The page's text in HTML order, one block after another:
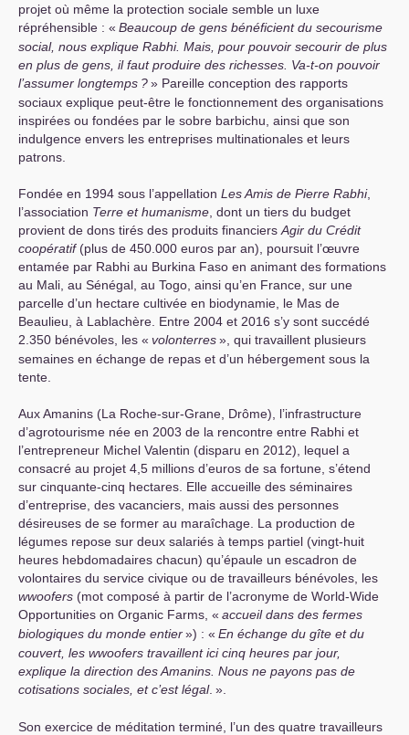
projet où même la protection sociale semble un luxe
répréhensible : « Beaucoup de gens bénéficient du secourisme
social, nous explique Rabhi. Mais, pour pouvoir secourir de plus
en plus de gens, il faut produire des richesses. Va-t-on pouvoir
l’assumer longtemps ?» Pareille conception des rapports
sociaux explique peut-être le fonctionnement des organisations
inspirées ou fondées par le sobre barbichu, ainsi que son
indulgence envers les entreprises multinationales et leurs
patrons.
Fondée en 1994 sous l’appellation Les Amis de Pierre Rabhi,
l’association Terre et humanisme , dont un tiers du budget
provient de dons tirés des produits financiers Agir du Crédit
coopératif(plus de 450.000 euros par an), poursuit l’œuvre
entamée par Rabhi au Burkina Faso en animant des formations
au Mali, au Sénégal, au Togo, ainsi qu’en France, sur une
parcelle d’un hectare cultivée en biodynamie, le Mas de
Beaulieu, à Lablachère. Entre 2004 et 2016 s’y sont succédé
2.350 bénévoles, les « volonterres», qui travaillent plusieurs
semaines en échange de repas et d’un hébergement sous la
tente.
Aux Amanins (La Roche-sur-Grane, Drôme), l’infrastructure
d’agrotourisme née en 2003 de la rencontre entre Rabhi et
l’entrepreneur Michel Valentin (disparu en 2012), lequel a
consacré au projet 4,5 millions d’euros de sa fortune, s’étend
sur cinquante-cinq hectares. Elle accueille des séminaires
d’entreprise, des vacanciers, mais aussi des personnes
désireuses de se former au maraîchage. La production de
légumes repose sur deux salariés à temps partiel (vingt-huit
heures hebdomadaires chacun) qu’épaule un escadron de
volontaires du service civique ou de travailleurs bénévoles, les
wwoofers (mot composé à partir de l’acronyme de World-Wide
Opportunities on Organic Farms, « accueil dans des fermes
biologiques du monde entier») : « En échange du gîte et du
couvert, les wwoofers travaillent ici cinq heures par jour,
explique la direction des Amanins. Nous ne payons pas de
cotisations sociales, et c’est légal. ».
Son exercice de méditation terminé, l’un des quatre travailleurs